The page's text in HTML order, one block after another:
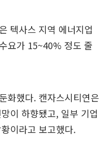
텍사스 지역 에너지업
요가 15~40% 정도 줄
화했다. 캔자스시티연은
이 하향됐고, 일부 기업
이라고 보고했다.